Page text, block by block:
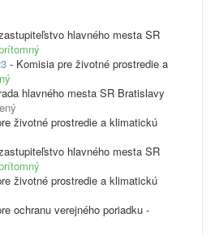
hlavného mesta SR
- Komisia pre životné prostredie a
hlavného mesta SR Bratislavy
životné prostredie a klimatickú
hlavného mesta SR
životné prostredie a klimatickú
ochranu verejného poriadku -